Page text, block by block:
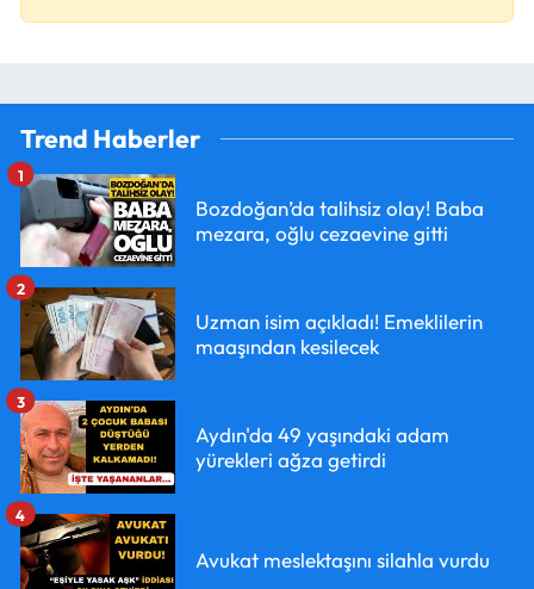
Trend Haberler
Bozdoğan’da talihsiz olay! Baba
mezara, oğlu cezaevine gitti
1
Uzman isim açıkladı! Emeklilerin
maaşından kesilecek
2
Aydın'da 49 yaşındaki adam
yürekleri ağza getirdi
3
Avukat meslektaşını silahla vurdu
4